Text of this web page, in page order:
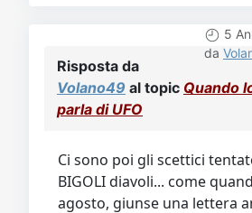
5
da
Risposta da
Volano49 al topic Quando
parla di UFO
Ci sono poi gli scettici
BIGOLI diavoli... come
agosto, giunse una lettera